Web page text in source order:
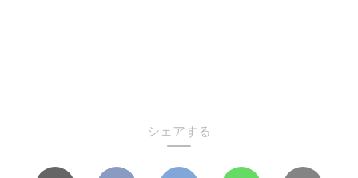
シェアする